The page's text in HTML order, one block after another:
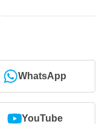
WhatsApp
YouTube